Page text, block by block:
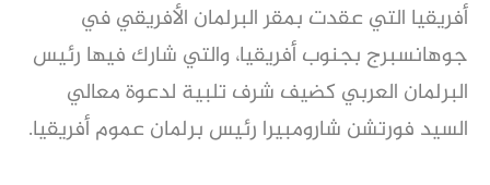
أفريقيا التي عقدت بمقر البرلمان الأفريقي في
جوهانسبرج بجنوب أفريقيا، والتي شارك فيها رئيس
البرلمان العربي كضيف شرف تلبية لدعوة معالي
السيد فورتشن شارومبيرا رئيس برلمان عموم أفريقيا.